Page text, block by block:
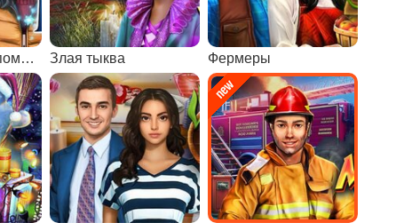
Замороженное поместье Злая тыква Фермеры